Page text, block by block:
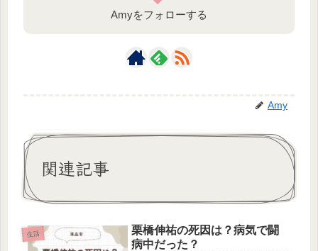
Amyをフォローする
Amy
関連記事
生活
栗橋伸祐の死因は？病気で闘
病中だった？